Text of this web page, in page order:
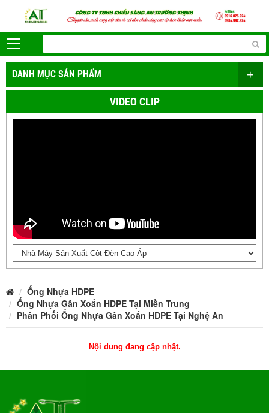
DANH MỤC SẢN PHẨM +
VIDEO CLIP
Ống Nhựa HDPE
Ống Nhựa Gân Xoắn HDPE Tại Miền Trung
Phân Phối Ống Nhựa Gân Xoắn HDPE Tại Nghệ An
Nội dung đang cập nhật.